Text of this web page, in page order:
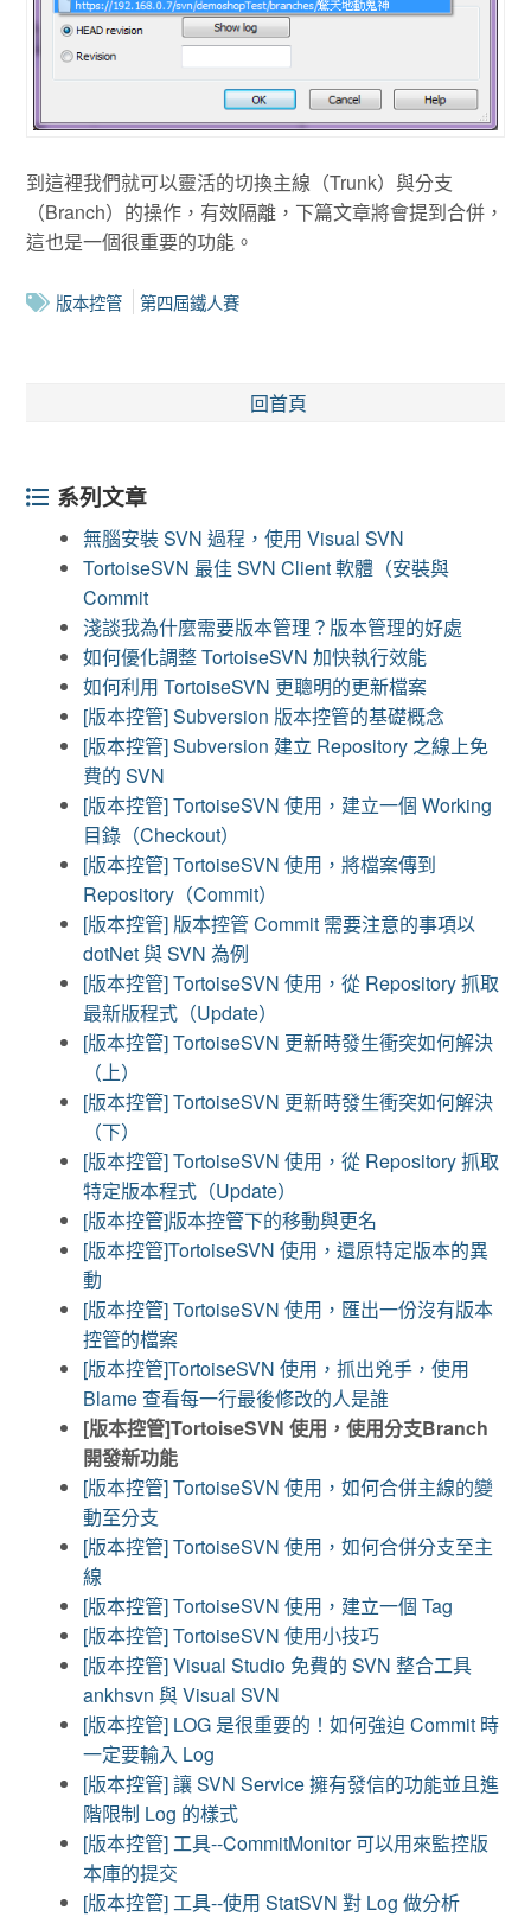
到這裡我們就可以靈活的切換主線（Trunk）與分支
（Branch）的操作，有效隔離，下篇文章將會提到合併，
這也是一個很重要的功能。
版本控管 第四屆鐵人賽
回首頁
系列文章
無腦安裝 SVN 過程，使用 Visual SVN
TortoiseSVN 最佳 SVN Client 軟體（安裝與
Commit
淺談我為什麼需要版本管理？版本管理的好處
如何優化調整 TortoiseSVN 加快執行效能
如何利用 TortoiseSVN 更聰明的更新檔案
[版本控管] Subversion 版本控管的基礎概念
[版本控管] Subversion 建立 Repository 之線上免
費的 SVN
[版本控管] TortoiseSVN 使用，建立一個 Working
目錄（Checkout）
[版本控管] TortoiseSVN 使用，將檔案傳到
Repository（Commit）
[版本控管] 版本控管 Commit 需要注意的事項以
dotNet 與 SVN 為例
[版本控管] TortoiseSVN 使用，從 Repository 抓取
最新版程式（Update）
[版本控管] TortoiseSVN 更新時發生衝突如何解決
（上）
[版本控管] TortoiseSVN 更新時發生衝突如何解決
（下）
[版本控管] TortoiseSVN 使用，從 Repository 抓取
特定版本程式（Update）
[版本控管]版本控管下的移動與更名
[版本控管]TortoiseSVN 使用，還原特定版本的異
動
[版本控管] TortoiseSVN 使用，匯出一份沒有版本
控管的檔案
[版本控管]TortoiseSVN 使用，抓出兇手，使用
Blame 查看每一行最後修改的人是誰
[版本控管]TortoiseSVN 使用，使用分支Branch
開發新功能
[版本控管] TortoiseSVN 使用，如何合併主線的變
動至分支
[版本控管] TortoiseSVN 使用，如何合併分支至主
線
[版本控管] TortoiseSVN 使用，建立一個 Tag
[版本控管] TortoiseSVN 使用小技巧
[版本控管] Visual Studio 免費的 SVN 整合工具
ankhsvn 與 Visual SVN
[版本控管] LOG 是很重要的！如何強迫 Commit 時
一定要輸入 Log
[版本控管] 讓 SVN Service 擁有發信的功能並且進
階限制 Log 的樣式
[版本控管] 工具--CommitMonitor 可以用來監控版
本庫的提交
[版本控管] 工具--使用 StatSVN 對 Log 做分析